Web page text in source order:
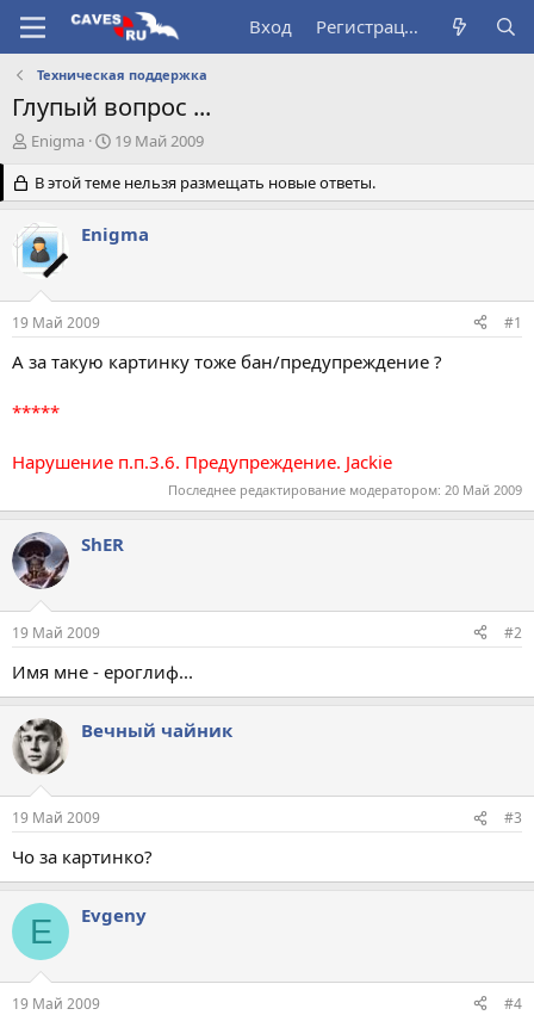
Вход Регистрация
Техническая поддержка
Глупый вопрос ...
А
т
о
р
т
е
м
Enigma
Д
т
а
а
а
19 Май 2009
В этой теме нельзя размещать новые ответы.
Enigma
19 Май 2009 #1
А за такую картинку тоже бан/предупреждение ?
*****
Нарушение п.п.3.6. Предупреждение. Jackie
Последнее редактирование модератором: 20 Май 2009
ShER
19 Май 2009 #2
Имя мне - ероглиф...
Вечный чайник
19 Май 2009 #3
Чо за картинко?
E Evgeny
19 Май 2009 #4